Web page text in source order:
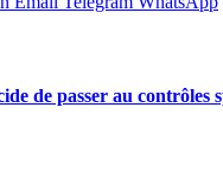
de passer au contrôles